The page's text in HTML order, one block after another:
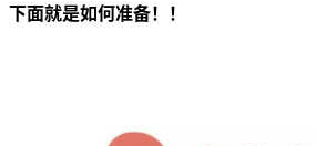
下面就是如何准备！！